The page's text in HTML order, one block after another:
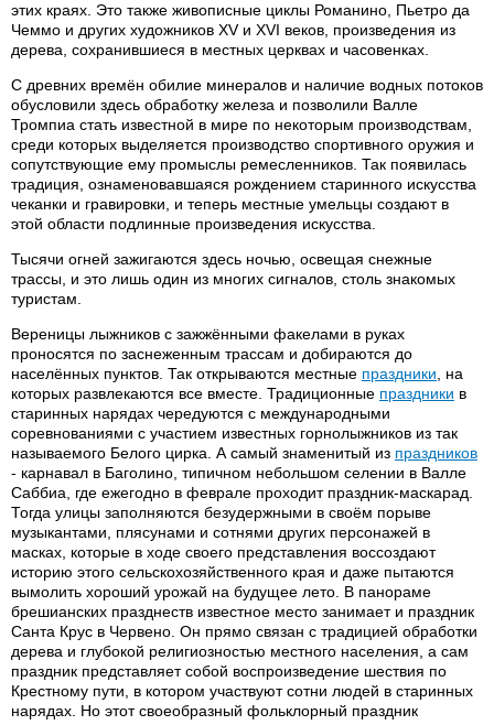
этих краях. Это также живописные циклы Романино, Пьетро да
Чеммо и других художников XV и XVI веков, произведения из
дерева, сохранившиеся в местных церквах и часовенках.
С древних времён обилие минералов и наличие водных потоков
обусловили здесь обработку железа и позволили Валле
Тромпиа стать известной в мире по некоторым производствам,
среди которых выделяется производство спортивного оружия и
сопутствующие ему промыслы ремесленников. Так появилась
традиция, ознаменовавшаяся рождением старинного искусства
чеканки и гравировки, и теперь местные умельцы создают в
этой области подлинные произведения искусства.
Тысячи огней зажигаются здесь ночью, освещая снежные
трассы, и это лишь один из многих сигналов, столь знакомых
туристам.
Вереницы лыжников с зажжёнными факелами в руках
проносятся по заснеженным трассам и добираются до
населённых пунктов. Так открываются местные праздники , на
которых развлекаются все вместе. Традиционные праздники в
старинных нарядах чередуются с международными
соревнованиями с участием известных горнолыжников из так
называемого Белого цирка. А самый знаменитый из праздников
- карнавал в Баголино, типичном небольшом селении в Валле
Саббиа, где ежегодно в феврале проходит праздник-маскарад.
Тогда улицы заполняются безудержными в своём порыве
музыкантами, плясунами и сотнями других персонажей в
масках, которые в ходе своего представления воссоздают
историю этого сельскохозяйственного края и даже пытаются
вымолить хороший урожай на будущее лето. В панораме
брешианских празднеств известное место занимает и праздник
Санта Крус в Червено. Он прямо связан с традицией обработки
дерева и глубокой религиозностью местного населения, а сам
праздник представляет собой воспроизведение шествия по
Крестному пути, в котором участвуют сотни людей в старинных
нарядах. Но этот своеобразный фольклорный праздник